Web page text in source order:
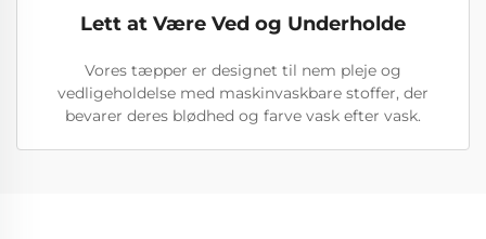
Lett at Være Ved og Underholde
Vores tæpper er designet til nem pleje og
vedligeholdelse med maskinvaskbare stoffer, der
bevarer deres blødhed og farve vask efter vask.